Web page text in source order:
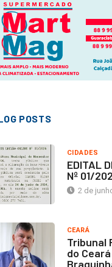
POSTS
CIDADES
EDITAL
Nº 01/
2 de
CEARÁ
Tribunal
do